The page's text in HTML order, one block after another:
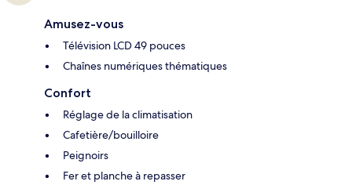
Amusez-vous
Télévision LCD 49 pouces
Chaînes numériques thématiques
Confort
Réglage de la climatisation
Cafetière/bouilloire
Peignoirs
Fer et planche à repasser